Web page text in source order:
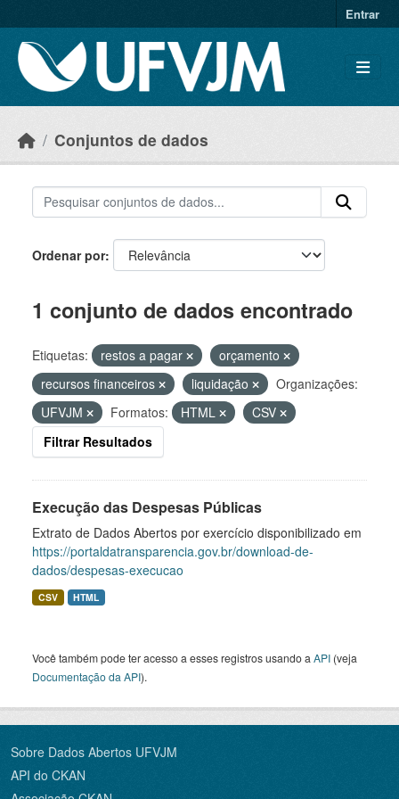
Entrar
Conjuntos de dados
Ordenar por
1 conjunto de dados encontrado
Etiquetas: restos a pagar
orçamento
recursos financeiros
liquidação
Organizações:
UFVJM
Formatos: HTML
CSV
Filtrar Resultados
Execução das Despesas Públicas
Extrato de Dados Abertos por exercício disponibilizado em
https://portaldatransparencia.gov.br/download-de-
dados/despesas-execucao
CSV HTML
Você também pode ter acesso a esses registros usando a API (veja
Documentação da API).
Sobre Dados Abertos UFVJM
API do CKAN